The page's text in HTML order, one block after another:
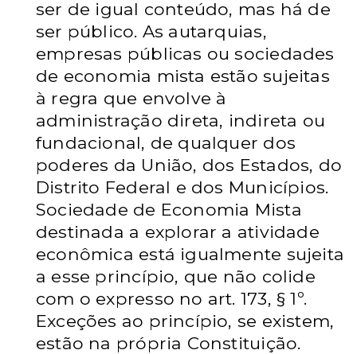
ser de igual conteúdo, mas há de
ser público. As autarquias,
empresas públicas ou sociedades
de economia mista estão sujeitas
à regra que envolve à
administração direta, indireta ou
fundacional, de qualquer dos
poderes da União, dos Estados, do
Distrito Federal e dos Municípios.
Sociedade de Economia Mista
destinada a explorar a atividade
econômica está igualmente sujeita
a esse princípio, que não colide
com o expresso no art. 173, § 1º.
Exceções ao princípio, se existem,
estão na própria Constituição.